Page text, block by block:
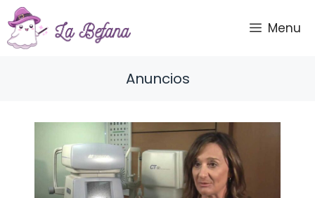
Saltar
al
contenido
Menu
Anuncios